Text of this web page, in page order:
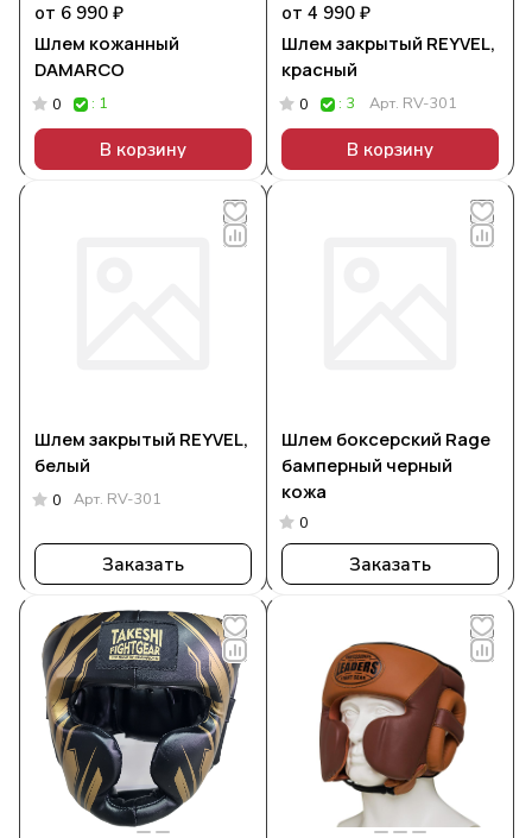
от 6 990 ₽
Шлем кожанный
DAMARCO
0 : 1
В корзину
от 4 990 ₽
Шлем закрытый REYVEL,
красный
0 : 3 Арт. RV-301
В корзину
Шлем закрытый REYVEL,
белый
0 Арт. RV-301
Заказать
Шлем боксерский Rage
бамперный черный
кожа
0
Заказать